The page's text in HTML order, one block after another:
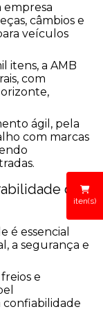
iten(s)
empresa
câmbios e
veículos
itens, a AMB
com
ágil, pela
com marcas
dos
é essencial
a segurança e
e